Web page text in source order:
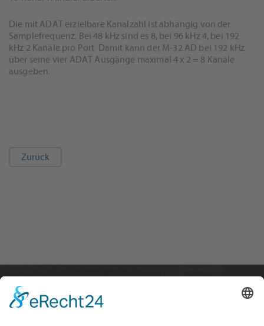
Die mit ADAT erzielbare Kanalzahl ist abhängig von der
Samplefrequenz. Bei 48 kHz sind es 8, bei 96 kHz 4, bei 192
kHz 2 Kanäle pro Port. Damit kann der M-32 AD bei 192 kHz
über seine vier ADAT Ausgänge maximal 4 x 2 = 8 Kanäle
ausgeben.
Zurück
STARTSEITE PRODUKTE